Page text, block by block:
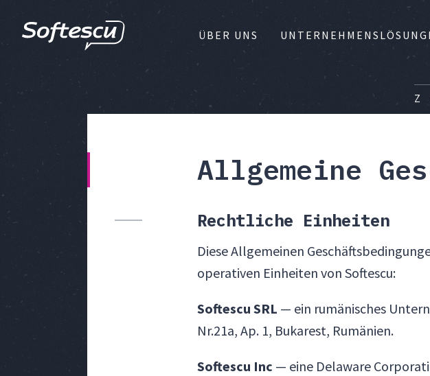
ÜBER UNS
Z
Allgemeine
Rechtliche Einheiten
Diese Allgemeinen
operativen Einheiten von Softescu:
Softescu SRL — ein rumänisches
Nr.21a, Ap. 1, Bukarest, Rumänien.
Softescu Inc — eine Delaware